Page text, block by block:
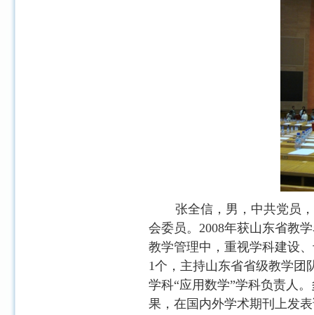
张全信，男，中共党员
会委员。 2008年获山东省教
教学管理中，重视学科建设
1个，主持山东省省级教学团
学科“应用数学”学科负责人
果，在国内外学术期刊上发